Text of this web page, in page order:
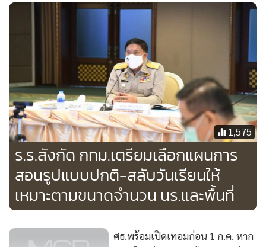
ผสานอีกครั้ง
ส่วนของการวัดและประเมินผลระดับปฐมวัย จะใช้วิธีการสังเกต
พฤติกรรม การพูดคุย การซักถาม การตรวจสอบชิ้นงาน โดยครู
จะประสานขอความร่วมมือผู้ปกครองร่วมประเมินพัฒนาการ
ด้านต่างๆ ขณะที่ระดับประถมศึกษาและมัธยมศึกษา ใช้การ
ประเมินหลายรูปแบบ อาทิ การเข้าชั้นเรียน การสังเกต
พฤติกรรม การประเมินผลงาน การสัมภาษณ์ พูดคุย ซักถาม การ
ทำแบบทดสอบออนไลน์ การทดสอบด้วยข้อสอบแบบเขียนตอบ
หรือความเรียงแบบออนไลน์ เป็นต้น
สำหรับมาตรการป้องกันการแพร่ระบาด ได้แก่ มาตรการดูแล
คนขับรถสวมใส่หน้ากากอนามัยและทำความสะอาดเบาะที่นั่ง
1,575
ร.ร.สังกัด กทม.เตรียมเลือกแผนการ
สอนรูปแบบปกติ-สลับวันเรียนให้
เหมาะตามขนาดจำนวน นร.และพื้นที่
ศธ.พร้อมเปิดเทอมก่อน 1 ก.ค. หาก